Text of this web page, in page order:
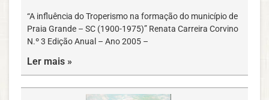
“A influência do Troperismo na formação do município de
Praia Grande – SC (1900-1975)” Renata Carreira Corvino
N.º 3 Edição Anual – Ano 2005 –
Ler mais »